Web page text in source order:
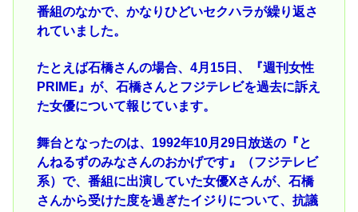
番組のなかで、かなりひどいセクハラが繰り返さ
れていました。
たとえば石橋さんの場合、4月15日、『週刊女性
PRIME』が、石橋さんとフジテレビを過去に訴え
た女優について報じています。
舞台となったのは、1992年10月29日放送の『と
んねるずのみなさんのおかげです』（フジテレビ
系）で、番組に出演していた女優Xさんが、石橋
さんから受けた度を過ぎたイジりについて、抗議